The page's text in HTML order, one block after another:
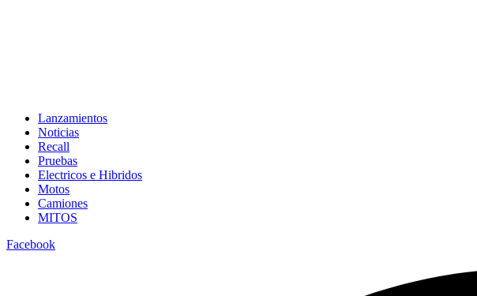
Lanzamientos
Noticias
Recall
Pruebas
Electricos e Hibridos
Motos
Camiones
MITOS
Facebook